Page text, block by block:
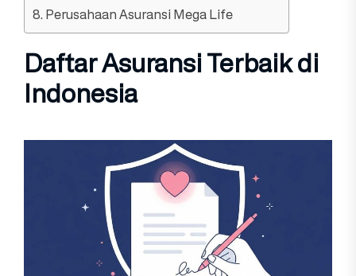
8. Perusahaan Asuransi Mega Life
Daftar Asuransi Terbaik di
Indonesia